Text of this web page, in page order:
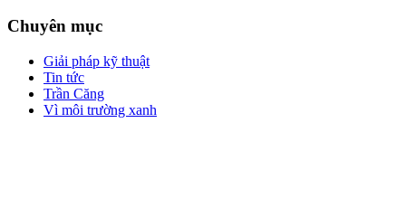
Chuyên mục
Giải pháp kỹ thuật
Tin tức
Trần Căng
Vì môi trường xanh